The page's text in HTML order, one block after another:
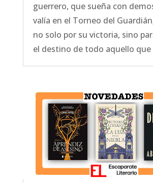
guerrero, que sueña con
valía en el Torneo del
no solo por su victoria, sino
el destino de todo aquello que